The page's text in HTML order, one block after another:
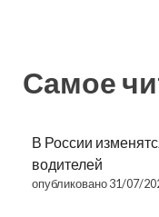
Самое
В России
водителей
опубликовано 31/07/